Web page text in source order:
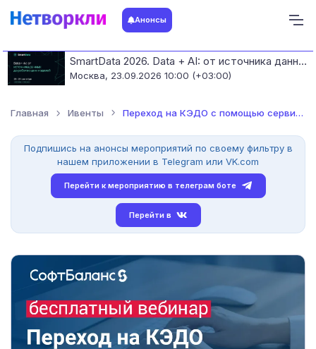
Анонсы
SmartData 2026. Data + AI: от источника данных до работающих моделей
Москва, 23.09.2026 10:00 (+03:00)
Главная Ивенты Переход на КЭДО с помощью сервиса 1С:Кабинет сотрудника
Подпишись на анонсы мероприятий по своему фильтру в
нашем приложении в Telegram или VK.com
Перейти к мероприятию в телеграм боте
Перейти в